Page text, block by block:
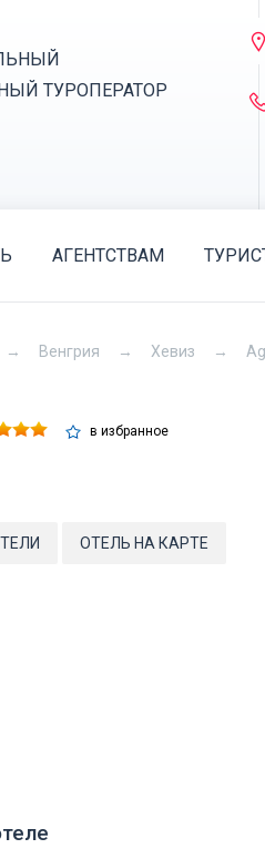
ТУРОПЕРАТОР
АГЕНТСТВАМ
Венгрия Хевиз
в избранное
ОТЕЛЬ НА КАРТЕ